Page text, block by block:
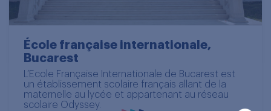
École française internationale,
Bucarest
L’Ecole Française Internationale de Bucarest est
un établissement scolaire français allant de la
maternelle au lycée et appartenant au réseau
scolaire Odyssey.